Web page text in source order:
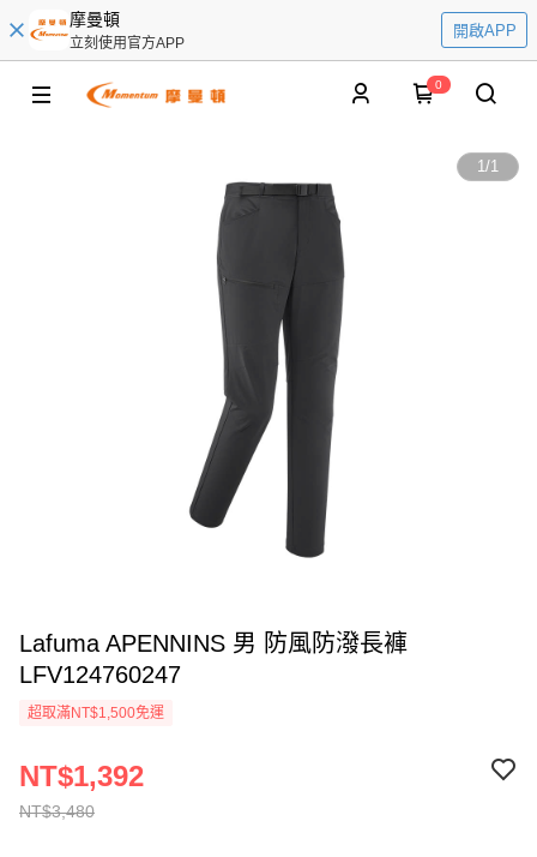
摩曼頓
立刻使用官方APP
開啟APP
0
1/1
Lafuma APENNINS 男 防風防潑長褲
LFV124760247
超取滿NT$1,500免運
NT$3,480
NT$1,392